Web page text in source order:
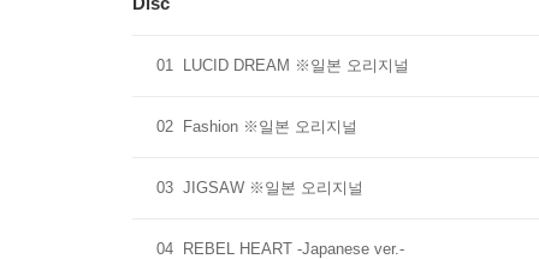
01 LUCID DREAM ※일본 오리지널
02 Fashion ※일본 오리지널
03 JIGSAW ※일본 오리지널
04 REBEL HEART -Japanese ver.-